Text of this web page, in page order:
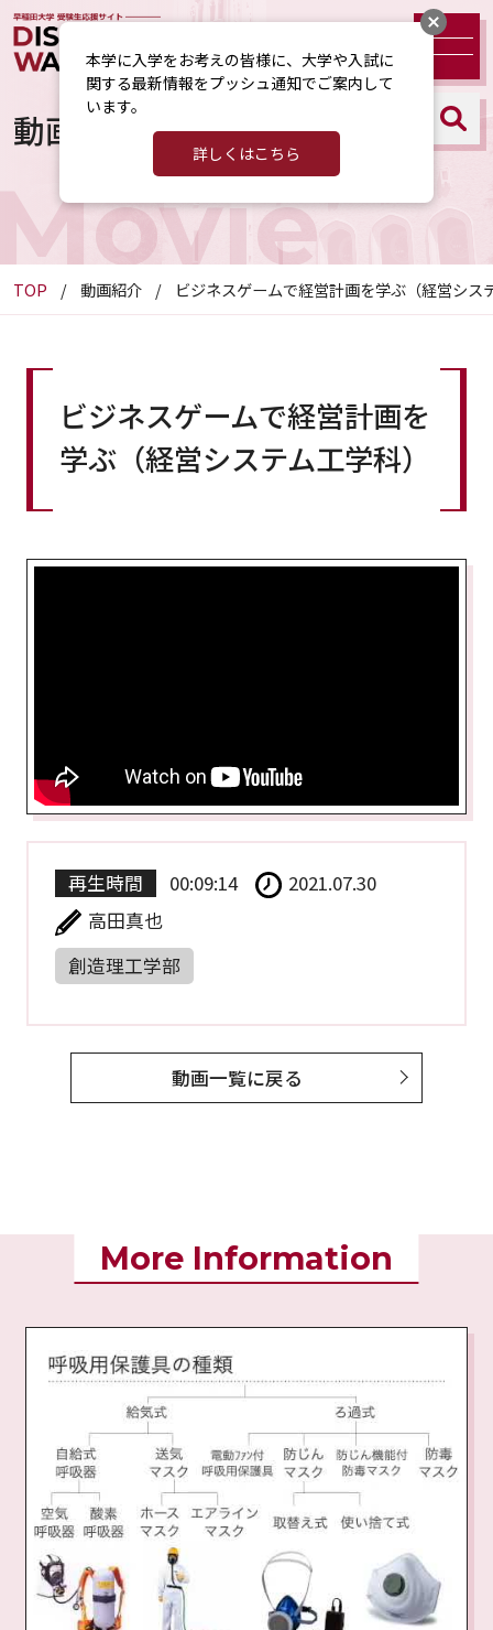
動画紹介
TOP 動画紹介 ビジネスゲームで経営計画を学ぶ（経営シス
ビジネスゲームで経営計画を
学ぶ（経営システム工学科）
再生時間 00:09:14
2021.07.30
高田真也
創造理工学部
動画一覧に戻る
More Information
本学に入学をお考えの皆様に、大学や入試に
関する最新情報をプッシュ通知でご案内して
います。
詳しくはこちら